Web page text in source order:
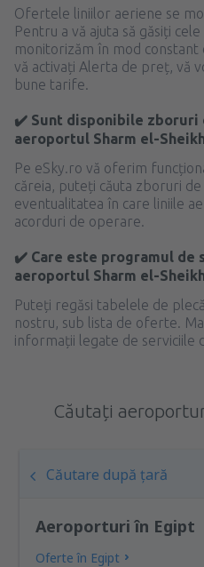
Ofertele liniilor aeriene se
Pentru a vă ajuta să găsiți
monitorizăm în mod
vă activați Alerta de preț, vă
bune tarife.
✔️ Sunt disponibile zboruri
aeroportul Sharm el-
Pe eSky.ro vă oferim
căreia, puteți căuta zboruri de
eventualitatea în care liniile
acorduri de operare.
✔️ Care este programul de
aeroportul Sharm el-
Puteți regăsi tabelele de
nostru, sub lista de oferte.
informații legate de serviciile
Căutați
Căutare după țară
Aeroporturi în Egipt
Oferte în Egipt